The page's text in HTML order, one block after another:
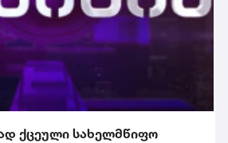
ქცეული სახელმწიფო